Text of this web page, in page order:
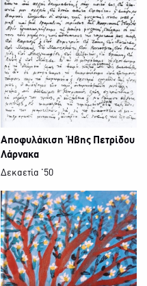
Αποφυλάκιση Ήβης Πετρίδου
Λάρνακα
Δεκαετία '50